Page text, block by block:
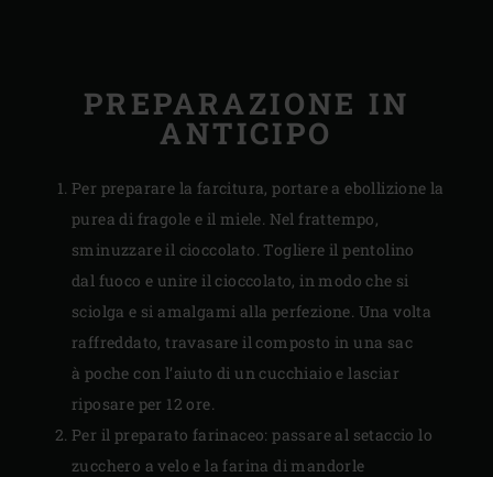
PREPARAZIONE IN
ANTICIPO
Per preparare la farcitura, portare a ebollizione la
purea di fragole e il miele. Nel frattempo,
sminuzzare il cioccolato. Togliere il pentolino
dal fuoco e unire il cioccolato, in modo che si
sciolga e si amalgami alla perfezione. Una volta
raffreddato, travasare il composto in una sac
à poche con l’aiuto di un cucchiaio e lasciar
riposare per 12 ore.
Per il preparato farinaceo: passare al setaccio lo
zucchero a velo e la farina di mandorle